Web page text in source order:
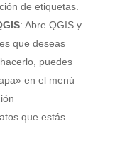
de etiquetas.
: Abre QGIS y
que deseas
puedes
en el menú
que estás